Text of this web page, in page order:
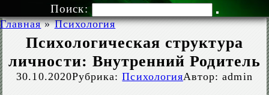
Поиск:
Главная » Психология
Психологическая структура
личности: Внутренний Родитель
30.10.2020Рубрика: ПсихологияАвтор: admin